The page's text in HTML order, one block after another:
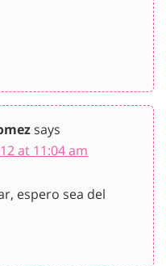
says
at 11:04 am
espero sea del